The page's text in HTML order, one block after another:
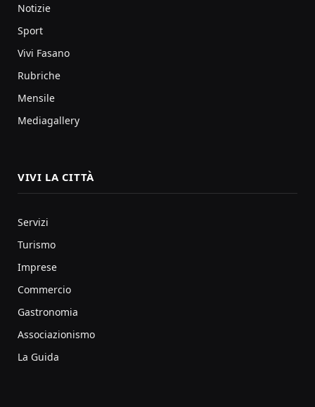
Notizie
Sport
Vivi Fasano
Rubriche
Mensile
Mediagallery
VIVI LA CITTÀ
Servizi
Turismo
Imprese
Commercio
Gastronomia
Associazionismo
La Guida